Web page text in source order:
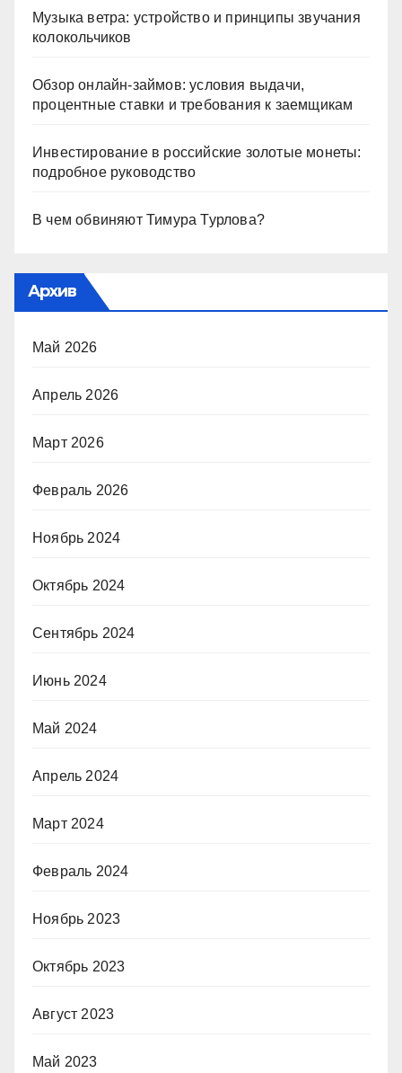
Музыка ветра: устройство и принципы звучания
колокольчиков
Обзор онлайн-займов: условия выдачи,
процентные ставки и требования к заемщикам
Инвестирование в российские золотые монеты:
подробное руководство
В чем обвиняют Тимура Турлова?
Архив
Май 2026
Апрель 2026
Март 2026
Февраль 2026
Ноябрь 2024
Октябрь 2024
Сентябрь 2024
Июнь 2024
Май 2024
Апрель 2024
Март 2024
Февраль 2024
Ноябрь 2023
Октябрь 2023
Август 2023
Май 2023